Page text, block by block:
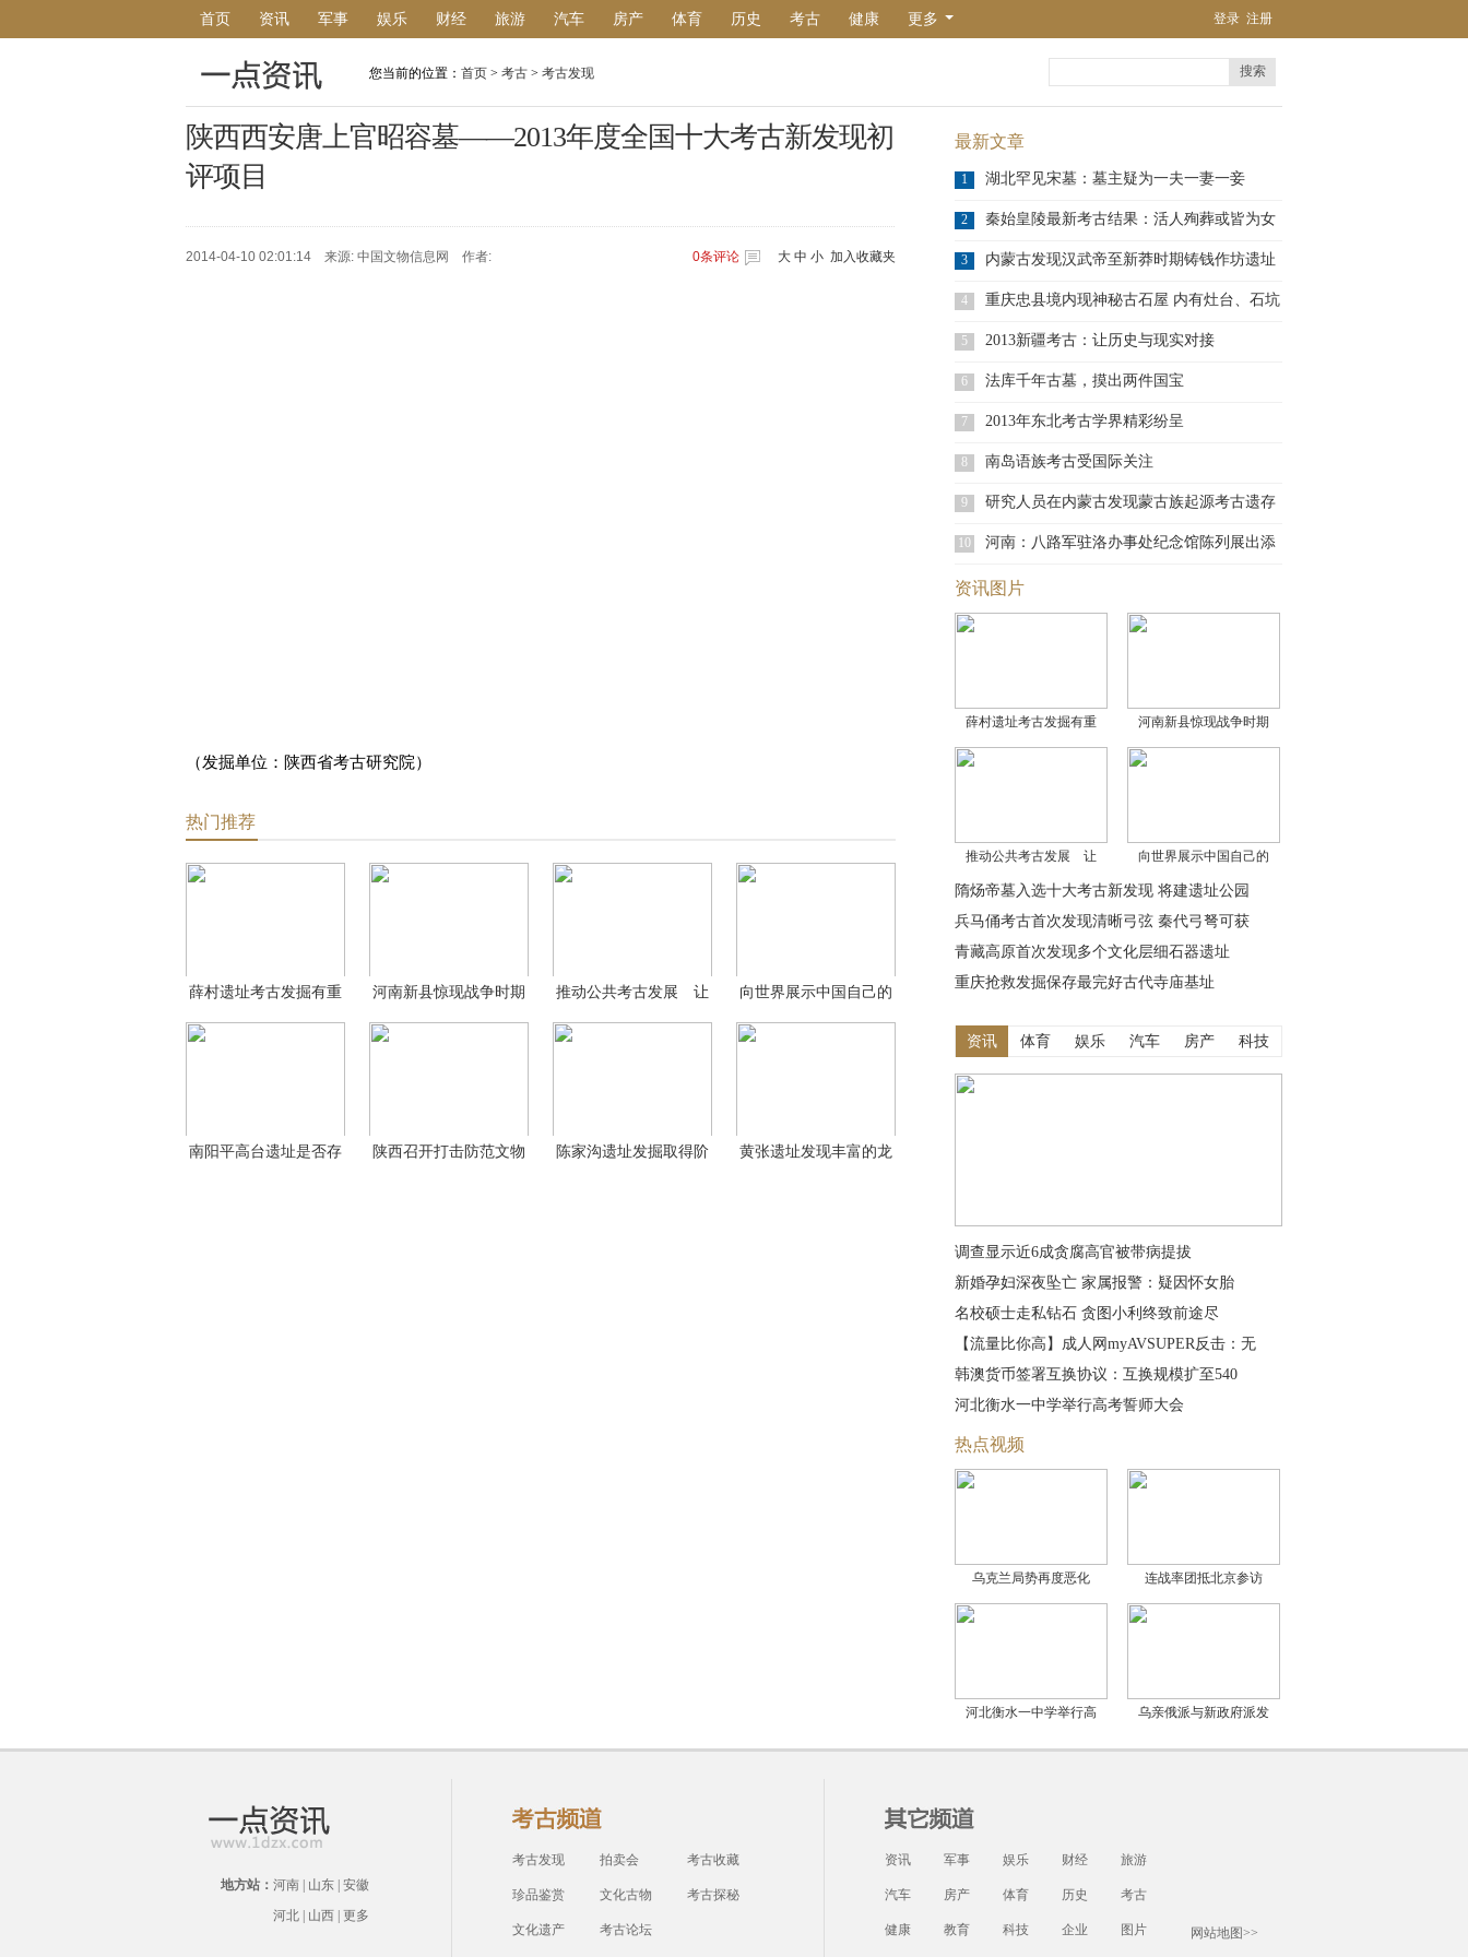
首页 资讯 军事 娱乐 财经 旅游 汽车 房产 体育 历史 考古 健康 更多 登录 注册
您当前的位置： 首页 > 考古 > 考古发现 搜索
陕西西安唐上官昭容墓——2013年度全国十大考古新发现初
评项目
2014-04-10 02:01:14 来源: 中国文物信息网 作者: 大 中 小 加入收藏夹
0条评论
（发掘单位：陕西省考古研究院）
热门推荐
薛村遗址考古发掘有重
大
河南新县惊现战争时期
大
推动公共考古发展 让
考
向世界展示中国自己的
文
南阳平高台遗址是否存
陕西召开打击防范文物
陈家沟遗址发掘取得阶
黄张遗址发现丰富的龙
最新文章
1 湖北罕见宋墓：墓主疑为一夫一妻一妾
2
秦始皇陵最新考古结果：活人殉葬或皆为女
性
3 内蒙古发现汉武帝至新莽时期铸钱作坊遗址
4 重庆忠县境内现神秘古石屋 内有灶台、石坑
5 2013新疆考古：让历史与现实对接
6 法库千年古墓，摸出两件国宝
7 2013年东北考古学界精彩纷呈
8 南岛语族考古受国际关注
9 研究人员在内蒙古发现蒙古族起源考古遗存
10
河南：八路军驻洛办事处纪念馆陈列展出添
资讯图片
薛村遗址考古发掘有重 河南新县惊现战争时期
推动公共考古发展 让 向世界展示中国自己的
隋炀帝墓入选十大考古新发现 将建遗址公园
兵马俑考古首次发现清晰弓弦 秦代弓弩可获
青藏高原首次发现多个文化层细石器遗址
重庆抢救发掘保存最完好古代寺庙基址
资讯 体育 娱乐 汽车 房产 科技
调查显示近6成贪腐高官被带病提拔
新婚孕妇深夜坠亡 家属报警：疑因怀女胎
名校硕士走私钻石 贪图小利终致前途尽
【流量比你高】成人网myAVSUPER反击：无
韩澳货币签署互换协议：互换规模扩至540
河北衡水一中学举行高考誓师大会
热点视频
乌克兰局势再度恶化 连战率团抵北京参访
河北衡水一中学举行高 乌亲俄派与新政府派发
地方站： 河南 山东 安徽
河北
山西 更多
考古发现 拍卖会 考古收藏
珍品鉴赏 文化古物 考古探秘
文化遗产 考古论坛
资讯 军事 娱乐 财经 旅游
汽车 房产 体育 历史 考古
健康 教育 科技 企业 图片 网站地图>>